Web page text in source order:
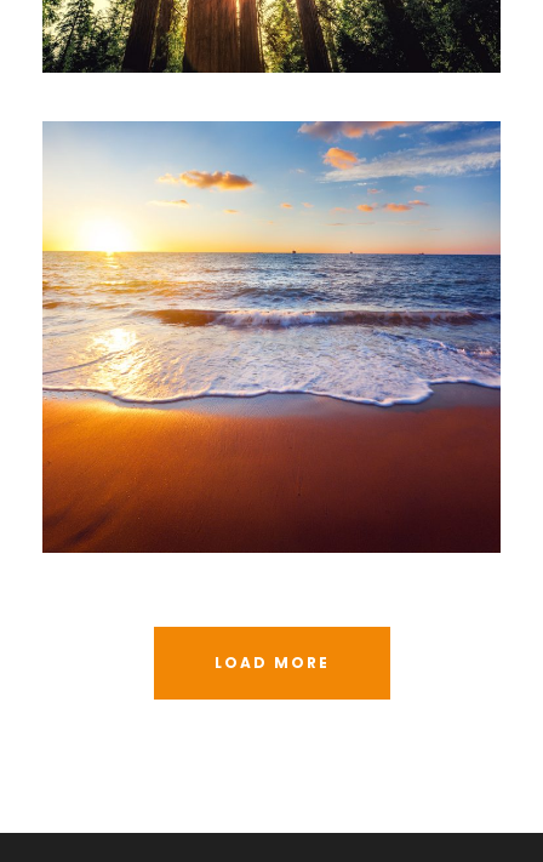
06/06/2016 alessiaadmin
06/06/2016
LOAD MORE